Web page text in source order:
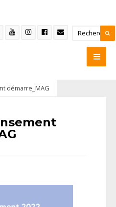
démarre_MAG